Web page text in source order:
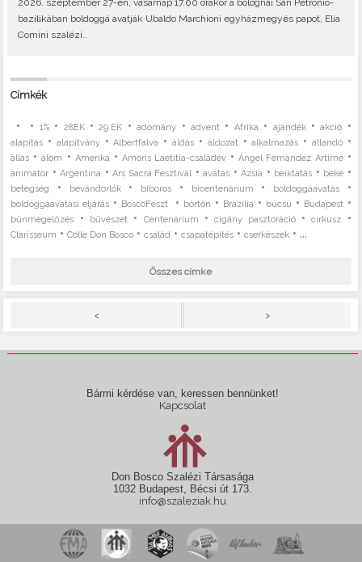
2026. szeptember 27-én, vasárnap 17.00 órakor a bolognai San Petronio-
bazilikában boldoggá avatják Ubaldo Marchioni egyházmegyés papot, Elia
Comini szalézi..
Címkék
• • 1%• 28EK•29.EK •adomány •advent • Afrika • ajándék•akció •
alapítás • alapítvány•Albertfalva •áldás • áldozat •alkalmazás • állandó•
állás •álom • Amerika • Amoris Laetitia-családév •Ángel Fernández Artime•
animátor •Argentína •Ars Sacra Fesztivál •avatás •Ázsia • beiktatás • béke •
betegség • bevándorlók• bíboros • bicentenárium • boldoggáavatás•
boldoggáavatási eljárás • BoscoFeszt • börtön • Brazília • búcsú • Budapest •
bűnmegelőzés • bűvészet • Centenárium •cigány pasztoráció•cirkusz •
Clarisseum •Colle Don Bosco •család •csapatépítés •cserkészek • ...
Összes címke
< >
Bármi kérdése van, keressen bennünket!
Kapcsolat
Don Bosco Szalézi Társasága
1032 Budapest, Bécsi út 173.
info@szaleziak.hu